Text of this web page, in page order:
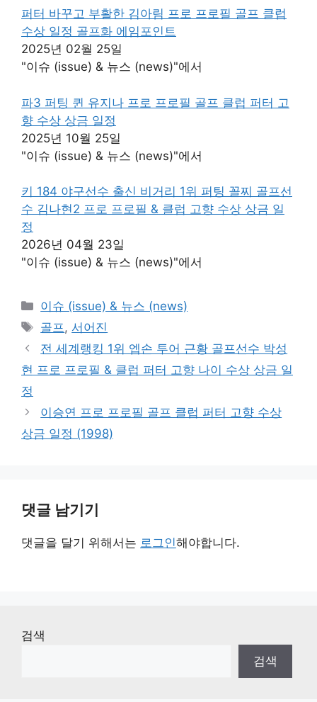
퍼터 바꾸고 부활한 김아림 프로 프로필 골프 클럽
수상 일정 골프화 에임포인트
2025년 02월 25일
"이슈 (issue) & 뉴스 (news)"에서
파3 퍼팅 퀸 유지나 프로 프로필 골프 클럽 퍼터 고
향 수상 상금 일정
2025년 10월 25일
"이슈 (issue) & 뉴스 (news)"에서
키 184 야구선수 출신 비거리 1위 퍼팅 꼴찌 골프선
수 김나현2 프로 프로필 & 클럽 고향 수상 상금 일
정
2026년 04월 23일
"이슈 (issue) & 뉴스 (news)"에서
카
테
리
이슈 (issue) & 뉴스 (news)
태
그
골프, 서어진
전 세계랭킹 1위 엡손 투어 근황 골프선수 박성
현 프로 프로필 & 클럽 퍼터 고향 나이 수상 상금 일
정
이승연 프로 프로필 골프 클럽 퍼터 고향 수상
상금 일정 (1998)
댓글 남기기
댓글을 달기 위해서는 로그인해야합니다.
검색
검색